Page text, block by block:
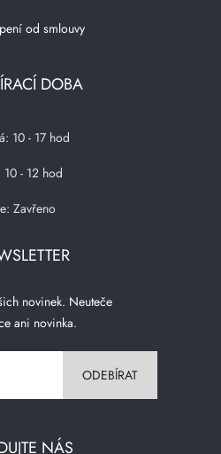
od smlouvy
DOBA
10 - 17 hod
10 - 12 hod
Zavřeno
novinek. Neuteče
ani novinka.
NÁS